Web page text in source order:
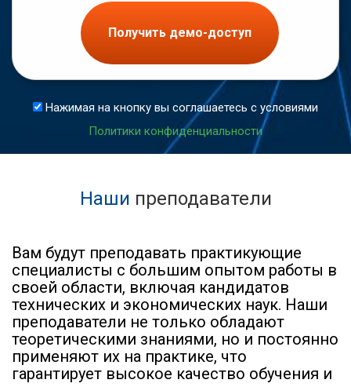
Получить демо-доступ
Нажимая на кнопку вы соглашаетесь с условиями
Политики конфиденциальности
Наши преподаватели
Вам будут преподавать практикующие
специалисты с большим опытом работы в
своей области, включая кандидатов
технических и экономических наук. Наши
преподаватели не только обладают
теоретическими знаниями, но и постоянно
применяют их на практике, что
гарантирует высокое качество обучения и